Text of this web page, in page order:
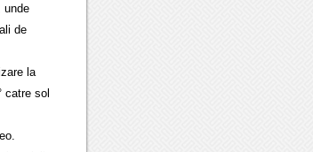
unde
de
la
catre sol